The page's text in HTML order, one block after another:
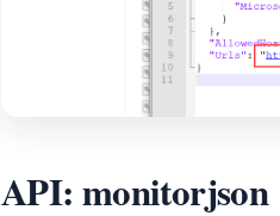
API: monitorjson